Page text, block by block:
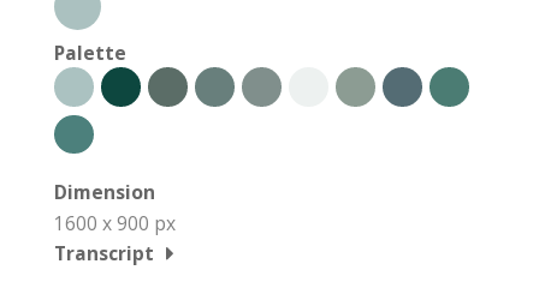
Palette
Dimension
1600 x 900 px
Transcript